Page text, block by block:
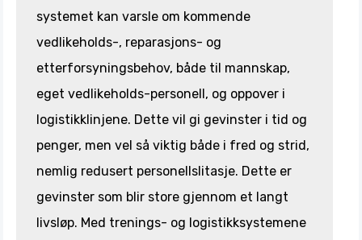
systemet kan varsle om kommende
vedlikeholds-, reparasjons- og
etterforsyningsbehov, både til mannskap,
eget vedlikeholds-personell, og oppover i
logistikklinjene. Dette vil gi gevinster i tid og
penger, men vel så viktig både i fred og strid,
nemlig redusert personellslitasje. Dette er
gevinster som blir store gjennom et langt
livsløp. Med trenings- og logistikksystemene